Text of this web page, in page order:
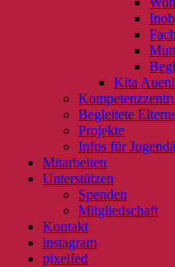
Kita
Begleitete
Projekte
Infos für
Mitarbeiten
Unterstützen
Spenden
Mitgliedschaft
Kontakt
instagram
pixelfed